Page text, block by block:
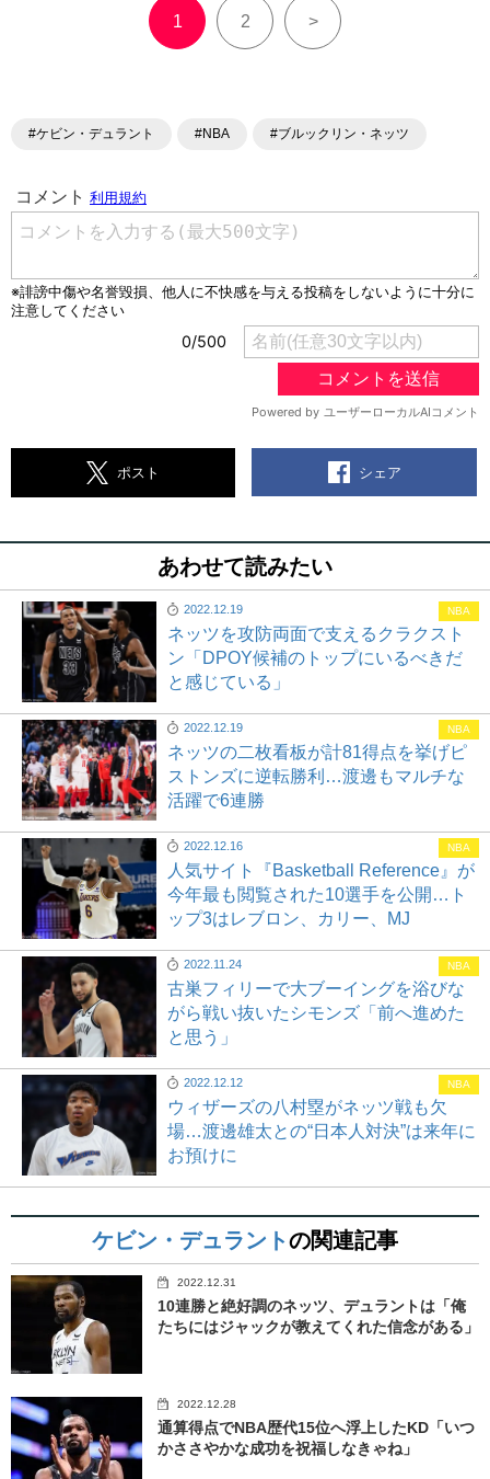
1 2 >
#ケビン・デュラント #NBA #ブルックリン・ネッツ
ポスト シェア
あわせて読みたい
2022.12.19
ネッツを攻防両面で支えるクラクスト
ン「DPOY候補のトップにいるべきだ
と感じている」
NBA
2022.12.19
ネッツの二枚看板が計81得点を挙げピ
ストンズに逆転勝利…渡邊もマルチな
活躍で6連勝
NBA
2022.12.16
人気サイト『Basketball Reference』が
今年最も閲覧された10選手を公開…ト
ップ3はレブロン、カリー、MJ
NBA
2022.11.24
古巣フィリーで大ブーイングを浴びな
がら戦い抜いたシモンズ「前へ進めた
と思う」
NBA
2022.12.12
ウィザーズの八村塁がネッツ戦も欠
場…渡邊雄太との“日本人対決”は来年に
お預けに
NBA
ケビン・デュラントの関連記事
2022.12.31
10連勝と絶好調のネッツ、デュラントは「俺
たちにはジャックが教えてくれた信念がある」
2022.12.28
通算得点でNBA歴代15位へ浮上したKD「いつ
かささやかな成功を祝福しなきゃね」